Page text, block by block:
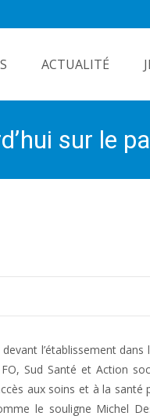
ACTUALITÉ
sur le
l’établissement dans
Sud Santé et Action
aux soins et à la santé
le souligne Michel